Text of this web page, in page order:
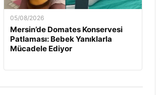
05/08/2026
Mersin’de Domates Konservesi
Patlaması: Bebek Yanıklarla
Mücadele Ediyor